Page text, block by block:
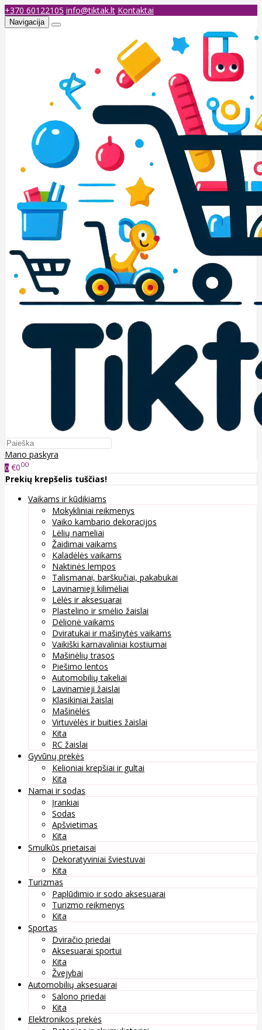
+370 60122105 info@tiktak.lt Kontaktai
Navigacija
Mano paskyra
0 €000
Prekių krepšelis tuščias!
Vaikams ir kūdikiams
Mokykliniai reikmenys
Vaiko kambario dekoracijos
Lėlių nameliai
Žaidimai vaikams
Kaladėlės vaikams
Naktinės lempos
Talismanai, barškučiai, pakabukai
Lavinamieji kilimėliai
Lėlės ir aksesuarai
Plastelino ir smėlio žaislai
Dėlionė vaikams
Dviratukai ir mašinytės vaikams
Vaikiški karnavaliniai kostiumai
Mašinėlių trasos
Piešimo lentos
Automobilių takeliai
Lavinamieji žaislai
Klasikiniai žaislai
Mašinėlės
Virtuvėlės ir buities žaislai
Kita
RC žaislai
Gyvūnų prekės
Kelioniai krepšiai ir gultai
Kita
Namai ir sodas
Įrankiai
Sodas
Apšvietimas
Kita
Smulkūs prietaisai
Dekoratyviniai šviestuvai
Kita
Turizmas
Paplūdimio ir sodo aksesuarai
Turizmo reikmenys
Kita
Sportas
Dviračio priedai
Aksesuarai sportui
Kita
Žvejybai
Automobilių aksesuarai
Salono priedai
Kita
Elektronikos prekės